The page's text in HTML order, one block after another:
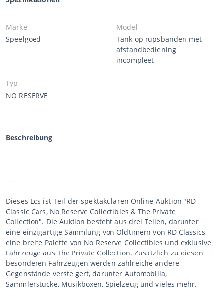
Marke
Speelgoed
Model
Tank op rupsbanden met
afstandbediening
incompleet
Typ
NO RESERVE
Beschreibung
----
Dieses Los ist Teil der spektakulären Online-Auktion "RD
Classic Cars, No Reserve Collectibles & The Private
Collection". Die Auktion besteht aus drei Teilen, darunter
eine einzigartige Sammlung von Oldtimern von RD Classics,
eine breite Palette von No Reserve Collectibles und exklusive
Fahrzeuge aus The Private Collection. Zusätzlich zu diesen
besonderen Fahrzeugen werden zahlreiche andere
Gegenstände versteigert, darunter Automobilia,
Sammlerstücke, Musikboxen, Spielzeug und vieles mehr.